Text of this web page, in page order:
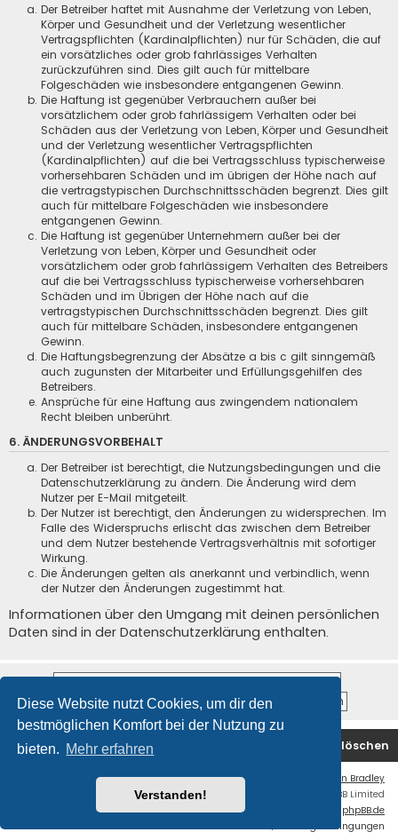
Diese Website nutzt Cookies, um dir den
bestmöglichen Komfort bei der Nutzung zu
bieten. Mehr erfahren
Verstanden!
Der Betreiber haftet mit Ausnahme der Verletzung von Leben,
Körper und Gesundheit und der Verletzung wesentlicher
Vertragspflichten (Kardinalpflichten) nur für Schäden, die auf
ein vorsätzliches oder grob fahrlässiges Verhalten
zurückzuführen sind. Dies gilt auch für mittelbare
Folgeschäden wie insbesondere entgangenen Gewinn.
Die Haftung ist gegenüber Verbrauchern außer bei
vorsätzlichem oder grob fahrlässigem Verhalten oder bei
Schäden aus der Verletzung von Leben, Körper und Gesundheit
und der Verletzung wesentlicher Vertragspflichten
(Kardinalpflichten) auf die bei Vertragsschluss typischerweise
vorhersehbaren Schäden und im übrigen der Höhe nach auf
die vertragstypischen Durchschnittsschäden begrenzt. Dies gilt
auch für mittelbare Folgeschäden wie insbesondere
entgangenen Gewinn.
Die Haftung ist gegenüber Unternehmern außer bei der
Verletzung von Leben, Körper und Gesundheit oder
vorsätzlichem oder grob fahrlässigem Verhalten des Betreibers
auf die bei Vertragsschluss typischerweise vorhersehbaren
Schäden und im Übrigen der Höhe nach auf die
vertragstypischen Durchschnittsschäden begrenzt. Dies gilt
auch für mittelbare Schäden, insbesondere entgangenen
Gewinn.
Die Haftungsbegrenzung der Absätze a bis c gilt sinngemäß
auch zugunsten der Mitarbeiter und Erfüllungsgehilfen des
Betreibers.
Ansprüche für eine Haftung aus zwingendem nationalem
Recht bleiben unberührt.
6. ÄNDERUNGSVORBEHALT
Der Betreiber ist berechtigt, die Nutzungsbedingungen und die
Datenschutzerklärung zu ändern. Die Änderung wird dem
Nutzer per E-Mail mitgeteilt.
Der Nutzer ist berechtigt, den Änderungen zu widersprechen. Im
Falle des Widerspruchs erlischt das zwischen dem Betreiber
und dem Nutzer bestehende Vertragsverhältnis mit sofortiger
Wirkung.
Die Änderungen gelten als anerkannt und verbindlich, wenn
der Nutzer den Änderungen zugestimmt hat.
Informationen über den Umgang mit deinen persönlichen
Daten sind in der Datenschutzerklärung enthalten.
Startseite Foren-Übersicht Alle Cookies löschen
Ian Bradley
Powered byphpBB
® Forum Software © phpBB Limited
Deutsche Übersetzung durch phpBB.de
Nutzungsbedingungen